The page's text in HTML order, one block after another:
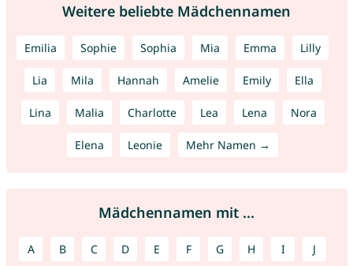
Weitere beliebte Mädchennamen
Emilia Sophie Sophia Mia Emma Lilly
Lia Mila Hannah Amelie Emily Ella
Lina Malia Charlotte Lea Lena Nora
Elena Leonie Mehr Namen →
Mädchennamen mit ...
A B C D E F G H I J